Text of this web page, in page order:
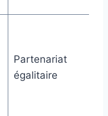
Partenariat
égalitaire